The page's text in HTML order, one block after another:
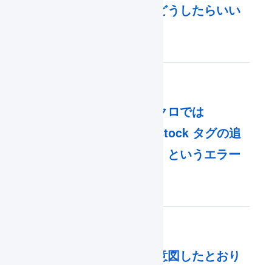
とに設定するにはどうしたらいい
「受注確定時の​マクロでは
do_not_allocate_stock タグの​追
加は​できません。​」と​いう​エラー
商品エイリアスが意図したとおり